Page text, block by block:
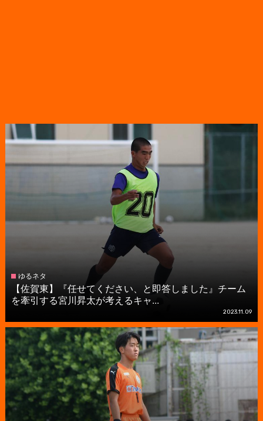
ゆるネタ
【佐賀東】『任せてください、と即答しました』チーム
を牽引する宮川昇太が考えるキャ...
2023.11.09